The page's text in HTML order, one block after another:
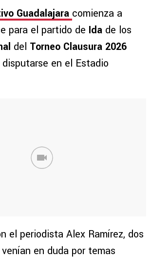
Guadalajara comienza a
para el partido de Ida de los
del Torneo Clausura 2026
disputarse en el Estadio
el periodista Alex Ramírez, dos
en duda por temas